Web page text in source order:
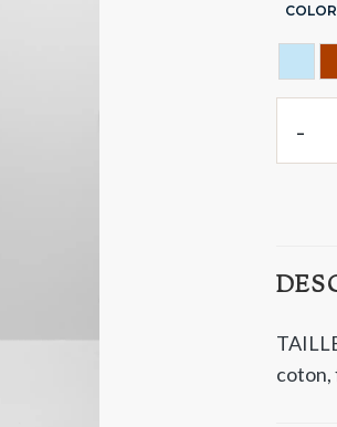
COLOR
-
coton,